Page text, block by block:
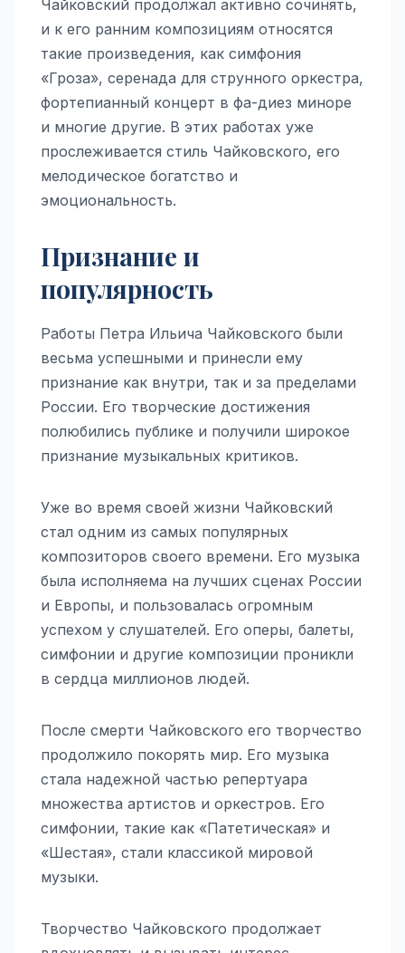
Чайковский продолжал активно сочинять,
и к его ранним композициям относятся
такие произведения, как симфония
«Гроза», серенада для струнного оркестра,
фортепианный концерт в фа-диез миноре
и многие другие. В этих работах уже
прослеживается стиль Чайковского, его
мелодическое богатство и
эмоциональность.
Признание и
популярность
Работы Петра Ильича Чайковского были
весьма успешными и принесли ему
признание как внутри, так и за пределами
России. Его творческие достижения
полюбились публике и получили широкое
признание музыкальных критиков.
Уже во время своей жизни Чайковский
стал одним из самых популярных
композиторов своего времени. Его музыка
была исполняема на лучших сценах России
и Европы, и пользовалась огромным
успехом у слушателей. Его оперы, балеты,
симфонии и другие композиции проникли
в сердца миллионов людей.
После смерти Чайковского его творчество
продолжило покорять мир. Его музыка
стала надежной частью репертуара
множества артистов и оркестров. Его
симфонии, такие как «Патетическая» и
«Шестая», стали классикой мировой
музыки.
Творчество Чайковского продолжает